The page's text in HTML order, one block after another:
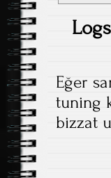
Eğer
tuning
bizzat